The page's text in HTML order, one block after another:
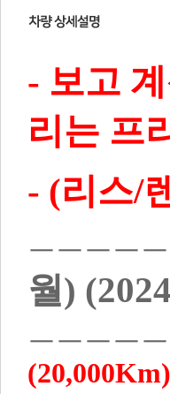
- 보고
리는 프
- (리스/
ㅡㅡㅡㅡ
월)
ㅡㅡㅡㅡ